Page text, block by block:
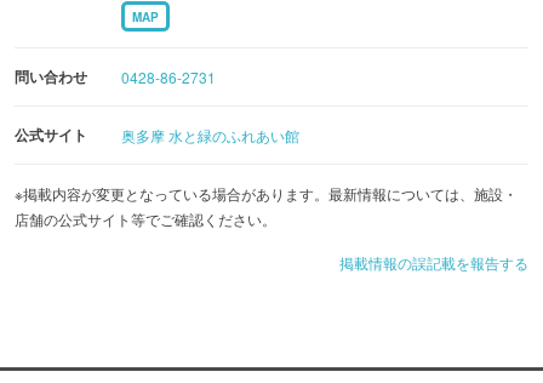
MAP
問い合わせ 0428-86-2731
公式サイト 奥多摩 水と緑のふれあい館
※掲載内容が変更となっている場合があります。最新情報については、施設・
店舗の公式サイト等でご確認ください。
掲載情報の誤記載を報告する